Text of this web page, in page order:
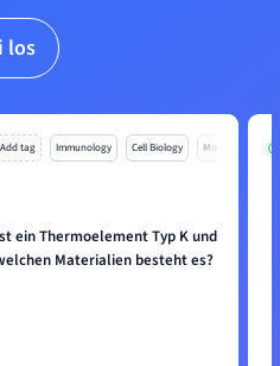
los
tag Immunology Cell Biology Mo
ein Thermoelement Typ K und
Materialien besteht es?